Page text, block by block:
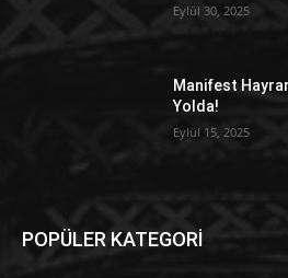
Eylül 30, 2025
Manifest
Yolda!
Eylül 15, 2025
POPÜLER KATEGORİ